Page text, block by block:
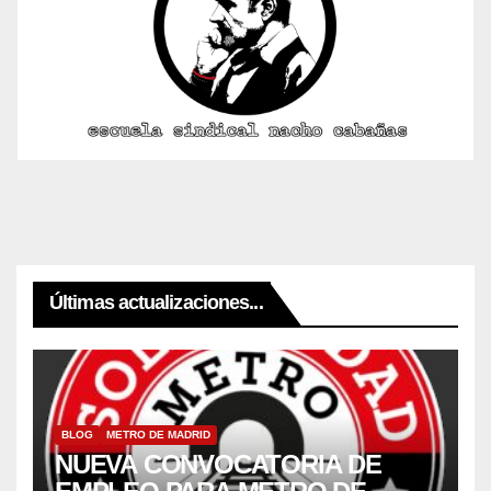
Últimas actualizaciones...
BLOG METRO DE MADRID
NUEVA CONVOCATORIA DE